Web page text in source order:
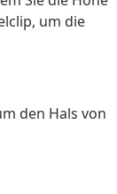
um die
den Hals von